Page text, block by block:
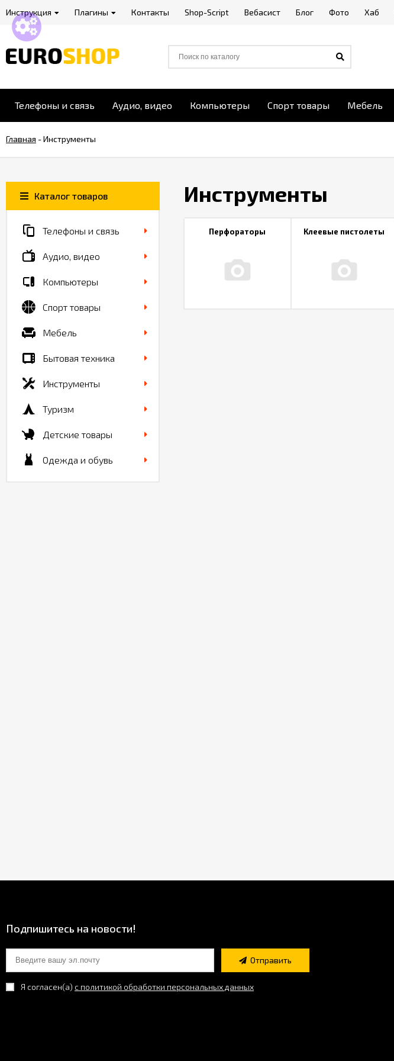
Инструкция Плагины Контакты Shop-Script Вебасист Блог Фото Хаб
Телефоны и связь Аудио, видео Компьютеры Спорт товары Мебель
Главная -Инструменты
Инструменты
Перфораторы Клеевые пистолеты
Каталог товаров
Телефоны и связь
Аудио, видео
Компьютеры
Спорт товары
Мебель
Бытовая техника
Инструменты
Туризм
Детские товары
Одежда и обувь
Подпишитесь на новости!
Отправить
Я согласен(a) с политикой обработки персональных данных